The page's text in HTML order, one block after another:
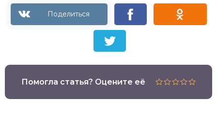
Помогла статья? Оцените её